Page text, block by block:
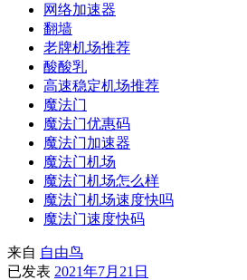
网络加速器
翻墙
老牌机场推荐
酸酸乳
高速稳定机场推荐
魔法门
魔法门优惠码
魔法门加速器
魔法门机场
魔法门机场怎么样
魔法门机场速度快吗
魔法门速度快码
来自 自由鸟
已发表 2021年7月21日